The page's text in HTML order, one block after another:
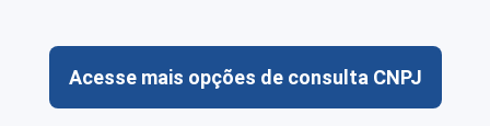
Acesse mais opções de consulta CNPJ